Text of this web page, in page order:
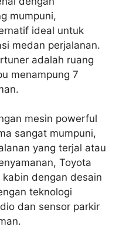
mumpuni,
ideal untuk
medan perjalanan.
adalah ruang
menampung 7
mesin powerful
sangat mumpuni,
yang terjal atau
Toyota
dengan desain
teknologi
dan sensor parkir